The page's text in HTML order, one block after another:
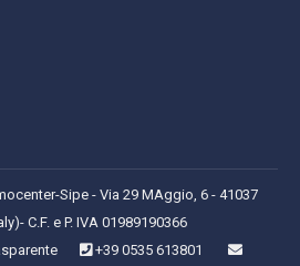
Sipe - Via 29 MAggio, 6 - 41037
C.F. e P. IVA 01989190366
+39 0535 613801